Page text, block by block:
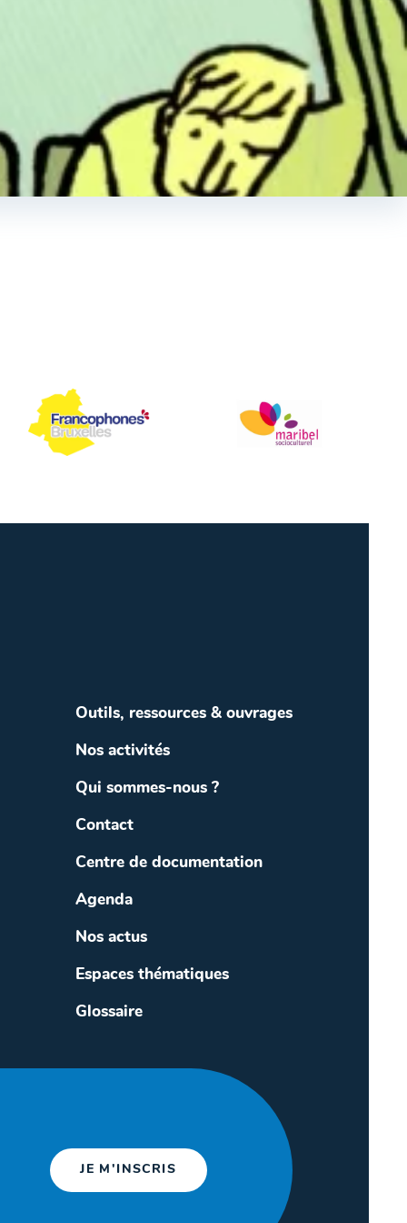
Outils, ressources & ouvrages
Nos activités
Qui sommes-nous ?
Contact
Centre de documentation
Agenda
Nos actus
Espaces thématiques
Glossaire
JE M'INSCRIS